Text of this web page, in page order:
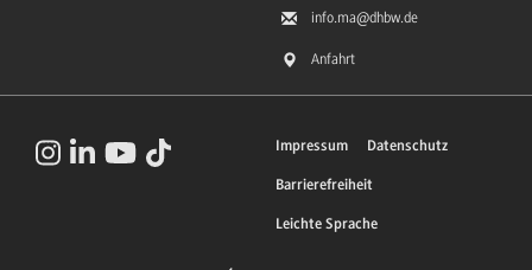
info.ma@dhbw.de
Anfahrt
Impressum Datenschutz
Barrierefreiheit
Leichte Sprache